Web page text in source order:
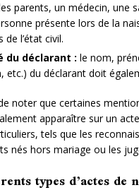
parents, un médecin, une
présente lors de la
de l’état civil.
du déclarant : le nom,
etc.) du déclarant doit
noter que certaines
apparaître sur un
tels que les
nés hors mariage ou les
types d’actes de